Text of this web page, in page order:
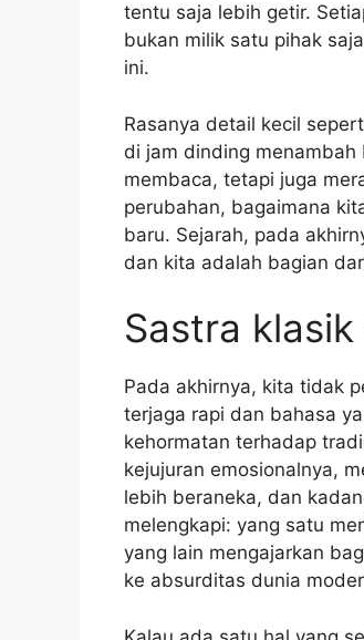
tentu saja lebih getir.
bukan milik satu pihak
ini.
Rasanya detail kecil
di jam dinding
membaca, tetapi juga
perubahan, bagaimana
baru. Sejarah, pada
dan kita adalah bagian
Sastra
Pada akhirnya, kita tidak
terjaga rapi dan bahasa
kehormatan terhadap
kejujuran emosionalnya,
lebih beraneka, dan
melengkapi: yang satu
yang lain mengajarkan
ke absurditas dunia